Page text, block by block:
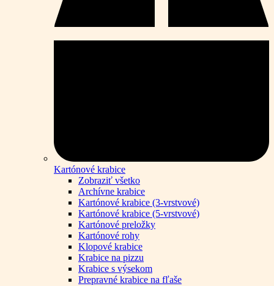
Kartónové krabice
Zobraziť všetko
Archívne krabice
Kartónové krabice (3-vrstvové)
Kartónové krabice (5-vrstvové)
Kartónové preložky
Kartónové rohy
Klopové krabice
Krabice na pizzu
Krabice s výsekom
Prepravné krabice na fľaše